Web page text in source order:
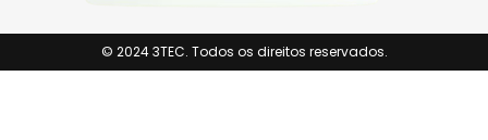
© 2024 3TEC. Todos os direitos reservados.